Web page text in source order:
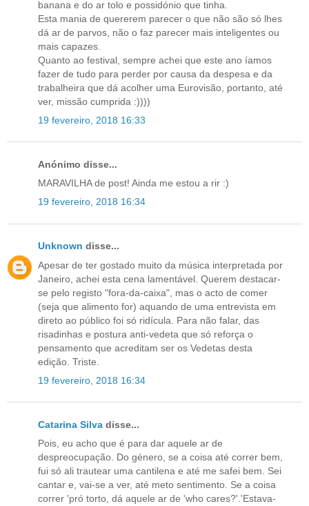
banana e do ar tolo e possidónio que tinha.
Esta mania de quererem parecer o que não são só lhes
dá ar de parvos, não o faz parecer mais inteligentes ou
mais capazes.
Quanto ao festival, sempre achei que este ano íamos
fazer de tudo para perder por causa da despesa e da
trabalheira que dá acolher uma Eurovisão, portanto, até
ver, missão cumprida :))))
19 fevereiro, 2018 16:33
Anónimo disse...
MARAVILHA de post! Ainda me estou a rir :)
19 fevereiro, 2018 16:34
Unknown disse...
Apesar de ter gostado muito da música interpretada por
Janeiro, achei esta cena lamentável. Querem destacar-
se pelo registo "fora-da-caixa", mas o acto de comer
(seja que alimento for) aquando de uma entrevista em
direto ao público foi só ridícula. Para não falar, das
risadinhas e postura anti-vedeta que só reforça o
pensamento que acreditam ser os Vedetas desta
edição. Triste.
19 fevereiro, 2018 16:34
Catarina Silva disse...
Pois, eu acho que é para dar aquele ar de
despreocupação. Do género, se a coisa até correr bem,
fui só ali trautear uma cantilena e até me safei bem. Sei
cantar e, vai-se a ver, até meto sentimento. Se a coisa
correr 'pró torto, dá aquele ar de 'who cares?'.'Estava-